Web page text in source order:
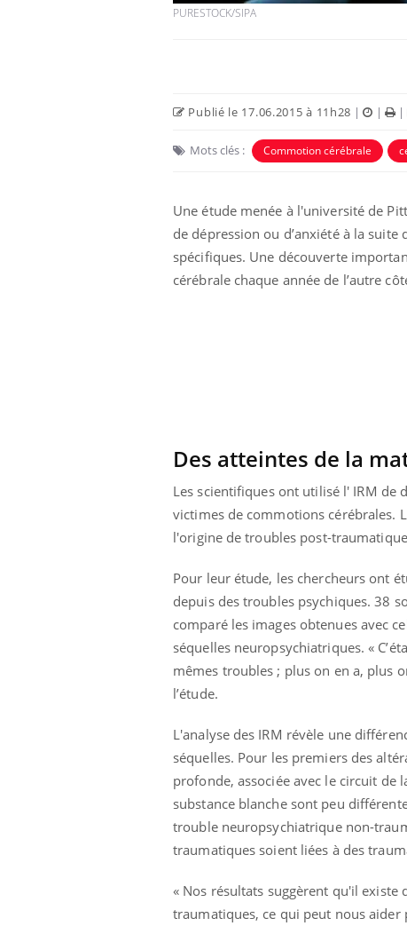
PURESTOCK/SIPA
Publié le 17.06.2015 à 11h28 | | |
Mots clés : Commotion cérébrale
Une étude menée à l'université de
de dépression ou d’anxiété à la
spécifiques. Une découverte
cérébrale chaque année de l’autre
Des atteintes de la
Les scientifiques ont utilisé l' IRM de
victimes de commotions cérébrales.
l'origine de troubles post-
Pour leur étude, les chercheurs ont
depuis des troubles psychiques. 38
comparé les images obtenues avec
séquelles neuropsychiatriques. «
mêmes troubles ; plus on en a, plus
l’étude.
L'analyse des IRM révèle une
séquelles. Pour les premiers des
profonde, associée avec le circuit de
substance blanche sont peu
trouble neuropsychiatrique non-
traumatiques soient liées à des
« Nos résultats suggèrent qu'il
traumatiques, ce qui peut nous
VIH : la fin du comprimé
tous les jours se profile-t-
elle enfin ?
gâche-t-il les premiers